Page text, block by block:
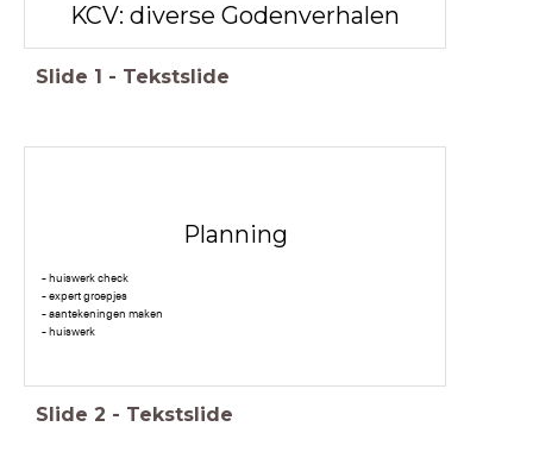
KCV: diverse Godenverhalen
Slide 1 - Tekstslide
Planning
- huiswerk check
- expert groepjes
- aantekeningen maken
- huiswerk
Slide 2 - Tekstslide